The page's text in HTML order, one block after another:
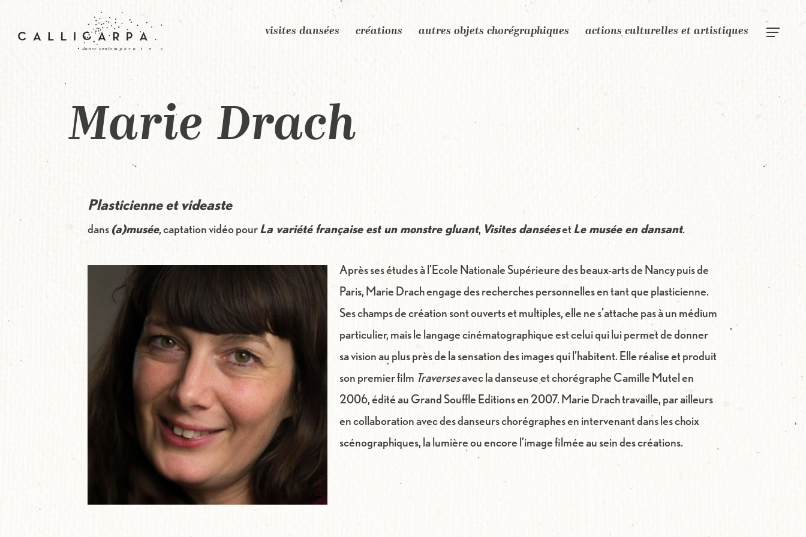
visites dansées créations autres objets chorégraphiques actions culturelles et artistiques
Marie Drach
Plasticienne et videaste
dans (a)musée, captation vidéo pourLa variété française est un monstre gluant, Visites danséeset Le musée en dansant.
Après ses études à l’Ecole Nationale Supérieure des beaux-arts de Nancy puis de
Paris, Marie Drach engage des recherches personnelles en tant que plasticienne.
Ses champs de création sont ouverts et multiples, elle ne s’attache pas à un médium
particulier, mais le langage cinématographique est celui qui lui permet de donner
sa vision au plus près de la sensation des images qui l’habitent. Elle réalise et produit
son premier film Traversesavec la danseuse et chorégraphe Camille Mutel en
2006, édité au Grand Souffle Editions en 2007. Marie Drach travaille, par ailleurs
en collaboration avec des danseurs chorégraphes en intervenant dans les choix
scénographiques, la lumière ou encore l’image filmée au sein des créations.